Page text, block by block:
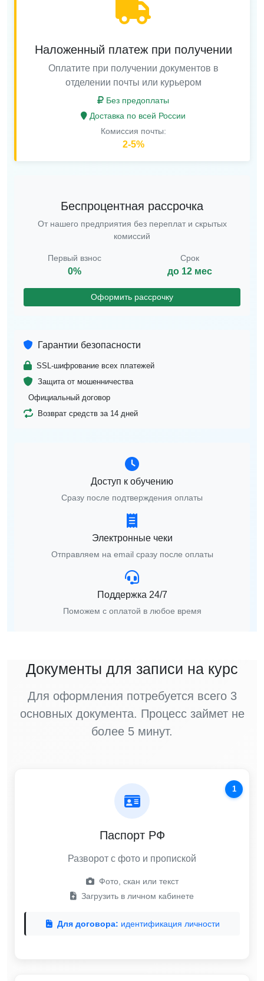
Наложенный платеж при получении
Оплатите при получении документов в
отделении почты или курьером
Без предоплаты
Доставка по всей России
Комиссия почты:
2-5%
Беспроцентная рассрочка
От нашего предприятия без переплат и скрытых
комиссий
Первый взнос
0%
Срок
до 12 мес
Оформить рассрочку
Гарантии безопасности
SSL-шифрование всех платежей
Защита от мошенничества
Официальный договор
Возврат средств за 14 дней
Доступ к обучению
Сразу после подтверждения оплаты
Электронные чеки
Отправляем на email сразу после оплаты
Поддержка 24/7
Поможем с оплатой в любое время
Документы для записи на курс
Для оформления потребуется всего 3
основных документа. Процесс займет не
более 5 минут.
1
Паспорт РФ
Разворот с фото и пропиской
Фото, скан или текст
Загрузить в личном кабинете
Для договора: идентификация личности